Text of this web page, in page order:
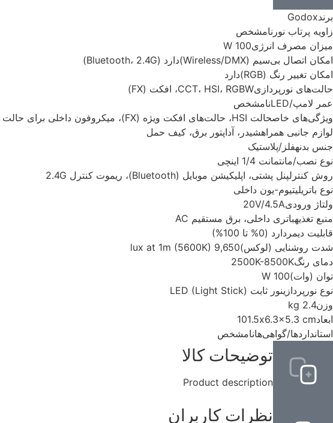
برندGodox
زاویه پرتاب نور نامشخص
میزان مصرف انرژی100 W
امکان اتصال بی‌سیم (Wireless/DMX)
دارد (Bluetooth، 2.4G)
امکان تغییر رنگ (RGB)
دارد
حالت‌های نورپردازیCCT، HSI، RGBW، افکت (FX)
عمر لامپ/LED
نامشخص
ویژگی‌های خاصحالت HSI، حالت‌های افکت ویژه (FX)، میکروفون داخلی برای حالت Music
لوازم جانبی همراهشیدر، آداپتور برق، کیف حمل
جنس بدنهفلز/پلاستیک
نوع نصب/مانتمانت 1/4 اینچی
روش کنترلپنل پشتی، اپلیکیشن موبایل (Bluetooth)، ریموت کنترل 2.4G
نوع باتریلیتیوم-یون داخلی
ولتاژ ورودی20V/4.5A
منبع تغذیهباتری داخلی، برق مستقیم AC
قابلیت دیمر دارد (0% تا 100%)
شدت روشنایی (لوکس)9,650 lux at 1m (5600K)
دمای رنگ2500K-8500K
توان (وات)100 W
نوع نورپردازینور ثابت LED (Light Stick)
وزن2.4 kg
ابعاد101.5x6.3x5.3 cm
استانداردها/گواهی‌هانامشخص
توضیحات کالا
Product description
نظرات کاربران